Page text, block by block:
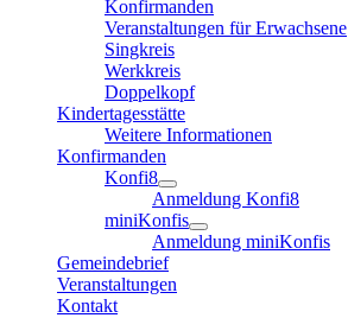
Konfirmanden
Veranstaltungen für Erwachsene
Singkreis
Werkkreis
Doppelkopf
Kindertagesstätte
Weitere Informationen
Konfirmanden
Konfi8
Anmeldung Konfi8
miniKonfis
Anmeldung miniKonfis
Gemeindebrief
Veranstaltungen
Kontakt